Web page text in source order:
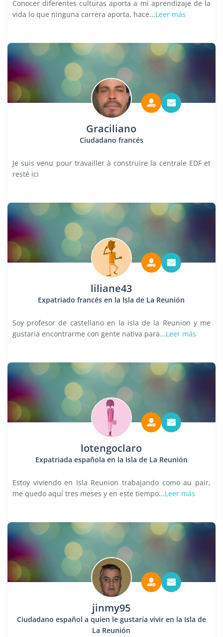
Conocer diferentes culturas aporta a mi aprendizaje de la
vida lo que ninguna carrera aporta, hace...Leer más
Graciliano
Ciudadano francés
Je suis venu pour travailler à construire la centrale EDF et
resté ici
liliane43
Expatriado francés en la Isla de La Reunión
Soy profesor de castellano en la isla de la Reunion y me
gustaria encontrarme con gente nativa para...Leer más
lotengoclaro
Expatriada española en la Isla de La Reunión
Estoy viviendo en Isla Reunion trabajando como au pair,
me quedo aquí tres meses y en este tiempo...Leer más
jinmy95
Ciudadano español a quien le gustaría vivir en la Isla de
La Reunión